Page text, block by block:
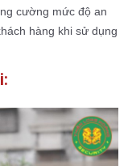
cường mức độ an
hàng khi sử dụng